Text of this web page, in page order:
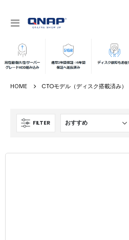
ナ
を
呼
ぶ
CTOモデル（ディスク搭載済み）
FILTER